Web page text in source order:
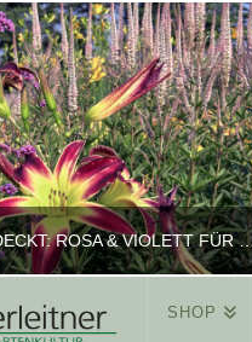
TAGLILIEN NEU ENTDECKT: ROSA & VIOLETT FÜR
SHOP